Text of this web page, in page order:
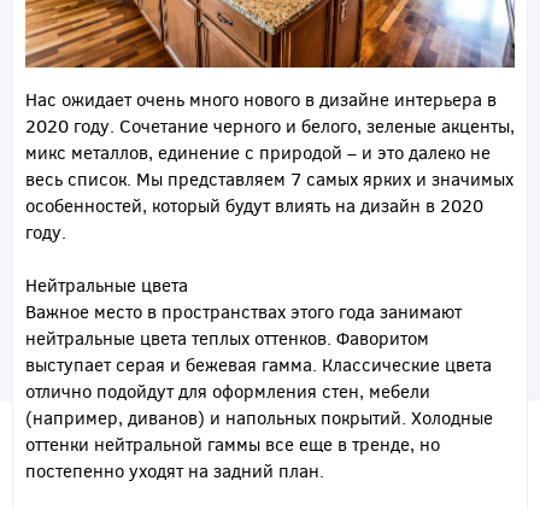
Нас ожидает очень много нового в дизайне интерьера в
2020 году. Сочетание черного и белого, зеленые акценты,
микс металлов, единение с природой – и это далеко не
весь список. Мы представляем 7 самых ярких и значимых
особенностей, который будут влиять на дизайн в 2020
году.
Нейтральные цвета
Важное место в пространствах этого года занимают
нейтральные цвета теплых оттенков. Фаворитом
выступает серая и бежевая гамма. Классические цвета
отлично подойдут для оформления стен, мебели
(например, диванов) и напольных покрытий. Холодные
оттенки нейтральной гаммы все еще в тренде, но
постепенно уходят на задний план.